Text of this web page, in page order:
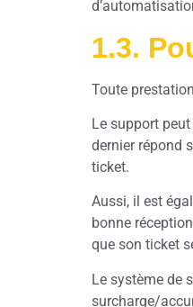
1.3.
Toute
Le support
dernier répond
ticket.
Aussi, il est
bonne
que son ticket
Le système de
surcharge/